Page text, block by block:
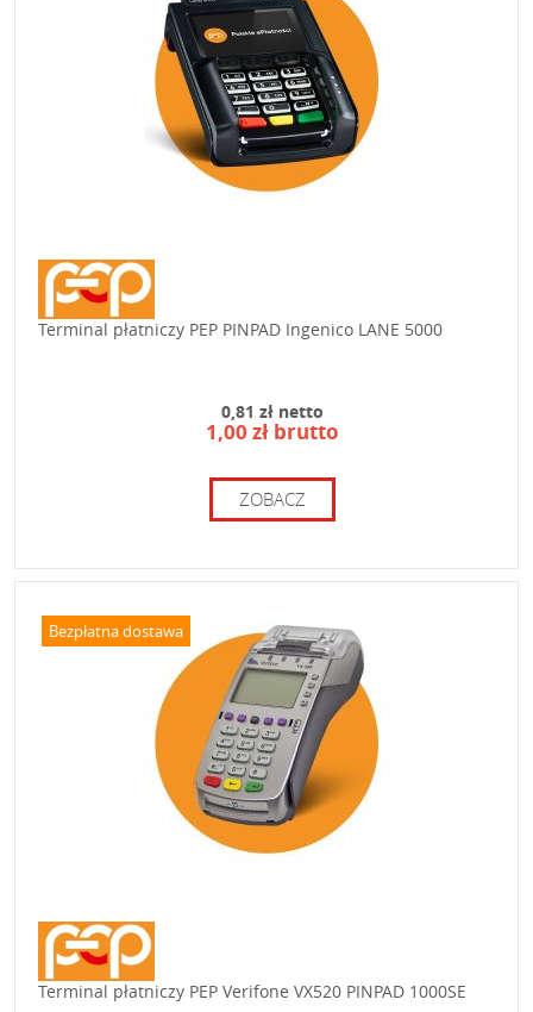
Terminal płatniczy PEP PINPAD Ingenico LANE 5000
0,81 zł netto
1,00 zł brutto
ZOBACZ
Bezpłatna dostawa
Terminal płatniczy PEP Verifone VX520 PINPAD 1000SE